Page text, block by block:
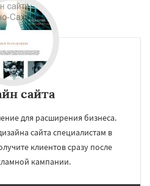
сайта
для расширения бизнеса.
сайта специалистам в
клиентов сразу после
кампании.